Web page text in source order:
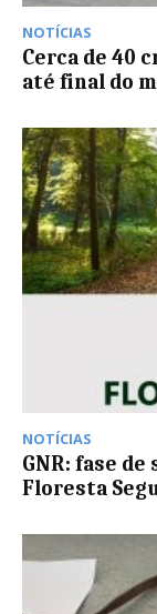
NOTÍCIAS
Cerca de 40
até final do
NOTÍCIAS
GNR: fase
Floresta